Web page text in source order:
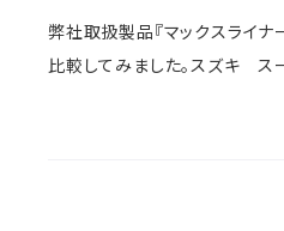
弊社取扱製品『マックスライナ
比較してみました。スズキ